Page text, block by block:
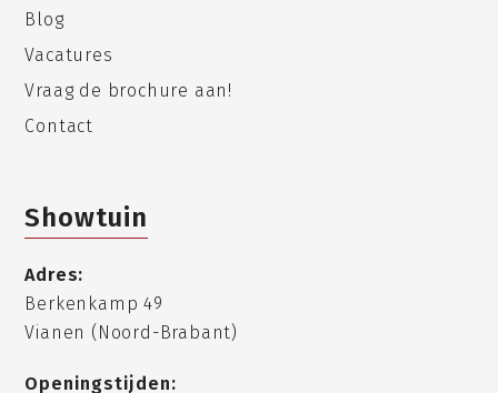
Blog
Vacatures
Vraag de brochure aan!
Contact
Showtuin
Adres:
Berkenkamp 49
Vianen (Noord-Brabant)
Openingstijden: